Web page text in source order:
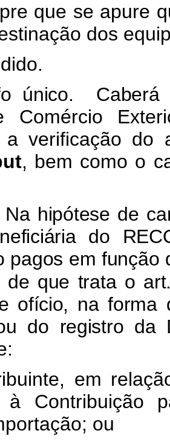
que se apure
dos
único. Caberá
Comércio
a verificação do
, bem como o
hipótese de
do
pagos em
de que trata o
ofício, na forma
do registro da
em
à Contribuição
ou